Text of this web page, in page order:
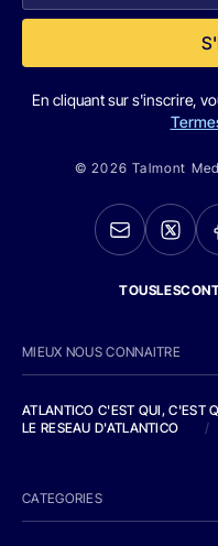
En cliquant sur s'inscrire,
© 2026 Talmont
MIEUX NOUS CONNAITRE
ATLANTICO C'EST QUI, C'EST
LE RESEAU D'ATLANTICO
/
CATEGORIES